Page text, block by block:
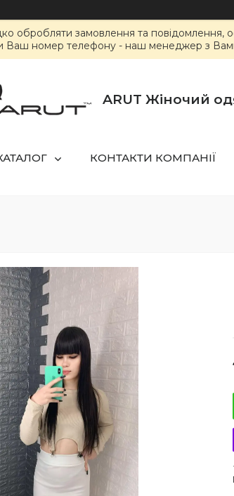
обробляти замовлення та повідомлення,
Ваш номер телефону - наш менеджер з Вами
ARUT Жіночий
КОНТАКТИ КОМПАНІЇ